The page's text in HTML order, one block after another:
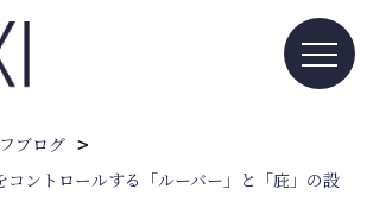
ブログ
コントロールする「ルーバー」と「庇」の設